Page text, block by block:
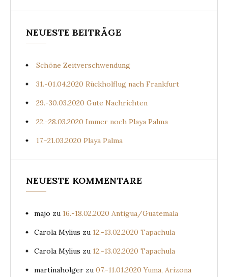
NEUESTE BEITRÄGE
Schöne Zeitverschwendung
31.-01.04.2020 Rückholflug nach Frankfurt
29.-30.03.2020 Gute Nachrichten
22.-28.03.2020 Immer noch Playa Palma
17.-21.03.2020 Playa Palma
NEUESTE KOMMENTARE
majo zu 16.-18.02.2020 Antigua/Guatemala
Carola Mylius zu 12.-13.02.2020 Tapachula
Carola Mylius zu 12.-13.02.2020 Tapachula
martinaholger zu 07.-11.01.2020 Yuma, Arizona